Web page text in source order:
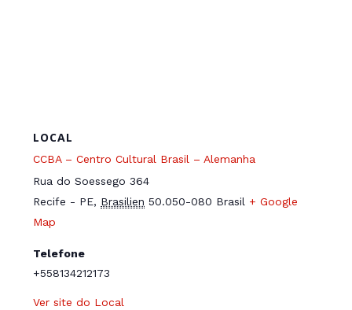
LOCAL
CCBA – Centro Cultural Brasil – Alemanha
Rua do Soessego 364
Recife - PE, Brasilien 50.050-080 Brasil + Google
Map
Telefone
+558134212173
Ver site do Local